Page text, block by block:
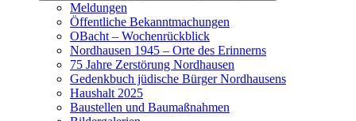
Meldungen
Öffentliche Bekanntmachungen
OBacht – Wochenrückblick
Nordhausen 1945 – Orte des Erinnerns
75 Jahre Zerstörung Nordhausen
Gedenkbuch jüdische Bürger Nordhausens
Haushalt 2025
Baustellen und Baumaßnahmen